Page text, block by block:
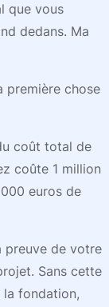
que vous
dedans. Ma
première chose
coût total de
coûte 1 million
euros de
preuve de votre
Sans cette
la fondation,